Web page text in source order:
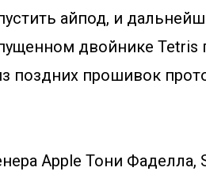
айпод, и
двойнике Tetris
поздних прошивок
Apple Тони Фаделла,